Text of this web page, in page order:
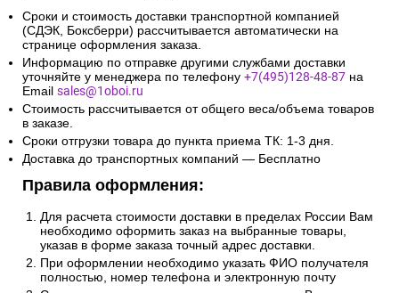
Сроки и стоимость доставки транспортной компанией
(СДЭК, Боксберри) рассчитывается автоматически на
странице оформления заказа.
Информацию по отправке другими службами доставки
уточняйте у менеджера по телефону +7(495)128-48-87 на
Email sales@1oboi.ru
Стоимость рассчитывается от общего веса/объема товаров
в заказе.
Сроки отгрузки товара до пункта приема ТК: 1-3 дня.
Доставка до транспортных компаний — Бесплатно
Правила оформления:
Для расчета стоимости доставки в пределах России Вам
необходимо оформить заказ на выбранные товары,
указав в форме заказа точный адрес доставки.
При оформлении необходимо указать ФИО получателя
полностью, номер телефона и электронную почту